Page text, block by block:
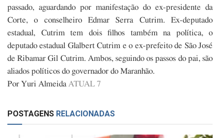
passado, aguardando por manifestação do ex-presidente da
Corte, o conselheiro Edmar Serra Cutrim. Ex-deputado
estadual, Cutrim tem dois filhos também na política, o
deputado estadual Glalbert Cutrim e o ex-prefeito de São José
de Ribamar Gil Cutrim. Ambos, seguindo os passos do pai, são
aliados políticos do governador do Maranhão.
Por Yuri Almeida ATUAL 7
POSTAGENS RELACIONADAS